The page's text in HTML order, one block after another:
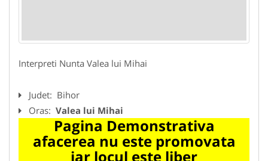
Interpreti Nunta Valea lui Mihai
Judet: Bihor
Oras: Valea lui Mihai
Pagina Demonstrativa
afacerea nu este promovata
iar locul este liber